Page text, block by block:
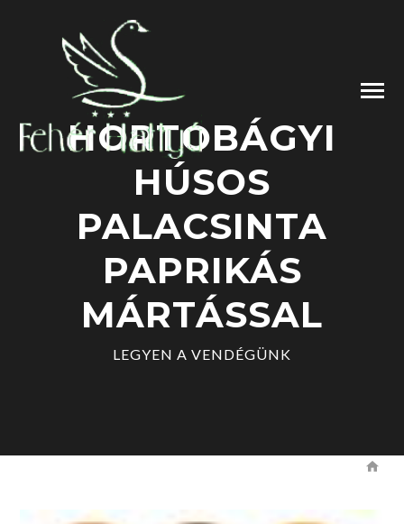
HORTOBÁGYI
HÚSOS
PALACSINTA
PAPRIKÁS
MÁRTÁSSAL
LEGYEN A VENDÉGÜNK